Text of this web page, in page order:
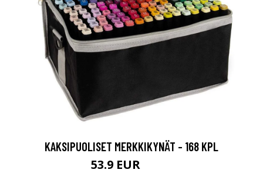
KAKSIPUOLISET MERKKIKYNÄT - 168 KPL
53.9 EUR